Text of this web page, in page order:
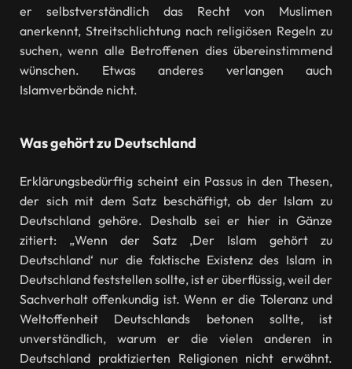
er selbstverständlich das Recht von Muslimen
anerkennt, Streitschlichtung nach religiösen Regeln zu
suchen, wenn alle Betroffenen dies übereinstimmend
wünschen. Etwas anderes verlangen auch
Islamverbände nicht.
Was gehört zu Deutschland
Erklärungsbedürftig scheint ein Passus in den Thesen,
der sich mit dem Satz beschäftigt, ob der Islam zu
Deutschland gehöre. Deshalb sei er hier in Gänze
zitiert: „Wenn der Satz ,Der Islam gehört zu
Deutschland‘ nur die faktische Existenz des Islam in
Deutschland feststellen sollte, ist er überflüssig, weil der
Sachverhalt offenkundig ist. Wenn er die Toleranz und
Weltoffenheit Deutschlands betonen sollte, ist
unverständlich, warum er die vielen anderen in
Deutschland praktizierten Religionen nicht erwähnt.